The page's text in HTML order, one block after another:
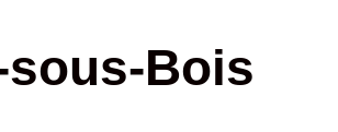
sous-Bois